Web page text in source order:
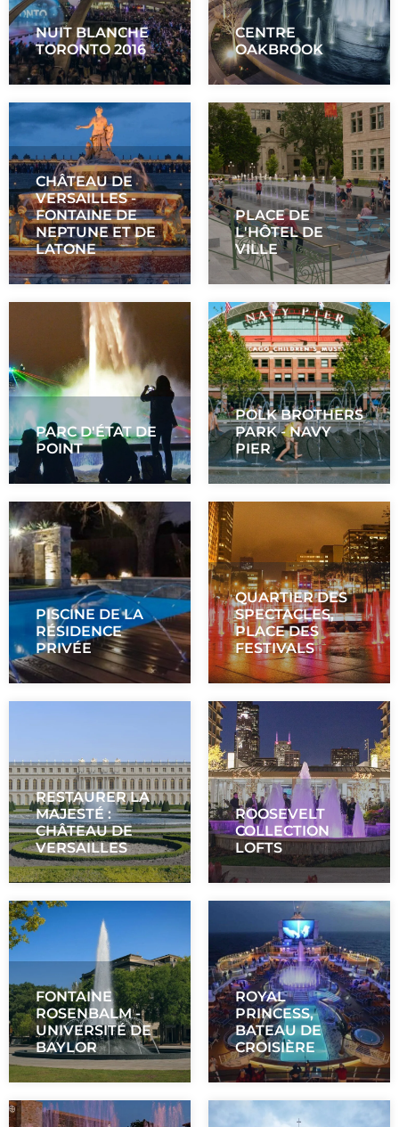
NUIT BLANCHE
TORONTO 2016
CENTRE
OAKBROOK
CHÂTEAU DE
VERSAILLES -
FONTAINE DE
NEPTUNE ET DE
LATONE
PLACE DE
L'HÔTEL DE
VILLE
PARC D'ÉTAT DE
POINT
POLK BROTHERS
PARK - NAVY
PIER
PISCINE DE LA
RÉSIDENCE
PRIVÉE
QUARTIER DES
SPECTACLES,
PLACE DES
FESTIVALS
RESTAURER LA
MAJESTÉ :
CHÂTEAU DE
VERSAILLES
ROOSEVELT
COLLECTION
LOFTS
FONTAINE
ROSENBALM -
UNIVERSITÉ DE
BAYLOR
ROYAL
PRINCESS,
BATEAU DE
CROISIÈRE